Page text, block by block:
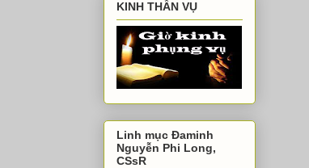
KINH THẦN VỤ
Linh mục Đaminh
Nguyễn Phi Long,
CSsR